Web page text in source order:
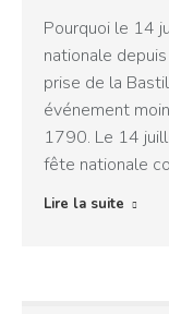
Pourquoi le 14
nationale
prise de la
événement
1790. Le 14
fête nationale
Lire la suite